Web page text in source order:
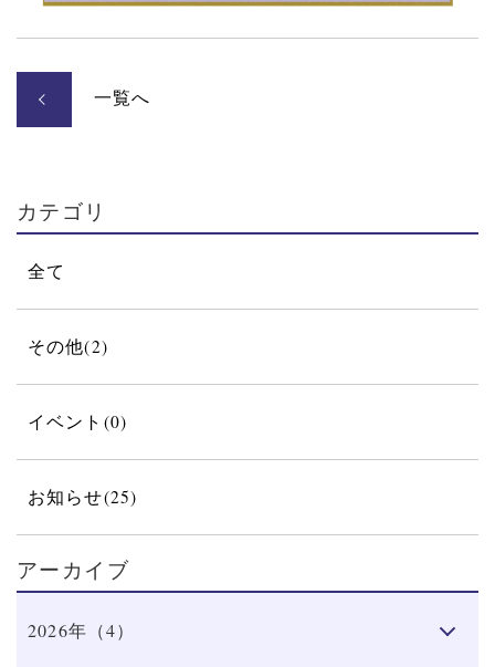
一覧へ
カテゴリ
全て
その他(2)
イベント(0)
お知らせ(25)
アーカイブ
2026年（4）